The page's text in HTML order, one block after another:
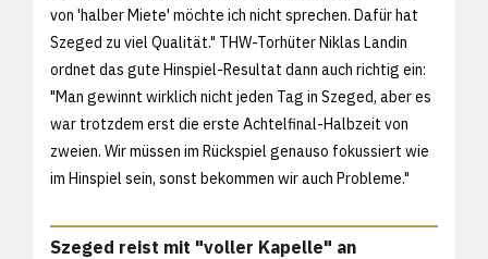
von 'halber Miete' möchte ich nicht sprechen. Dafür hat
Szeged zu viel Qualität." THW-Torhüter Niklas Landin
ordnet das gute Hinspiel-Resultat dann auch richtig ein:
"Man gewinnt wirklich nicht jeden Tag in Szeged, aber es
war trotzdem erst die erste Achtelfinal-Halbzeit von
zweien. Wir müssen im Rückspiel genauso fokussiert wie
im Hinspiel sein, sonst bekommen wir auch Probleme."
Szeged reist mit "voller Kapelle" an